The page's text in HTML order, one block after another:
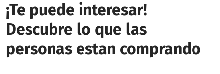
¡Te puede interesar!
Descubre lo que las
personas estan comprando